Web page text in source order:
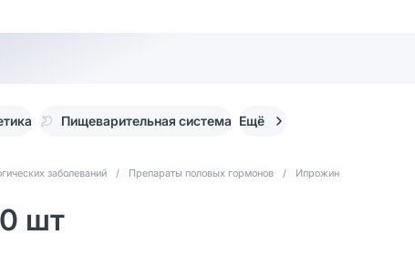
Пищеварительная система Ещё
заболеваний / Препараты половых гормонов / Ипрожин
шт